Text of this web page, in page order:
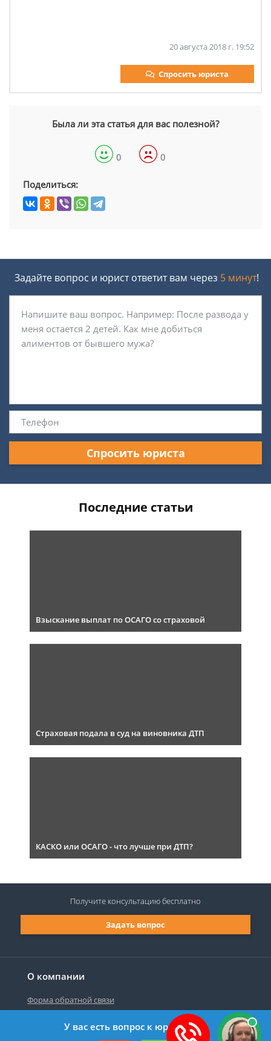
20 августа 2018 г. 19:52
Спросить юриста
Была ли эта статья для вас полезной?
0 0
Поделиться:
Задайте вопрос и юрист ответит вам через 5 минут!
Спросить юриста
Последние статьи
Взыскание выплат по ОСАГО со страховой
Страховая подала в суд на виновника ДТП
КАСКО или ОСАГО - что лучше при ДТП?
О компании
Форма обратной связи
Задать вопрос
Получите консультациюбесплатно
У вас есть вопрос к юристу?